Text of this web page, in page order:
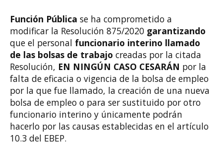
Función Pública se ha comprometido a
modificar la Resolución 875/2020 garantizando
que el personal funcionario interino llamado
de las bolsas de trabajo creadas por la citada
Resolución, EN NINGÚN CASO CESARÁN por la
falta de eficacia o vigencia de la bolsa de empleo
por la que fue llamado, la creación de una nueva
bolsa de empleo o para ser sustituido por otro
funcionario interino y únicamente podrán
hacerlo por las causas establecidas en el artículo
10.3 del EBEP.